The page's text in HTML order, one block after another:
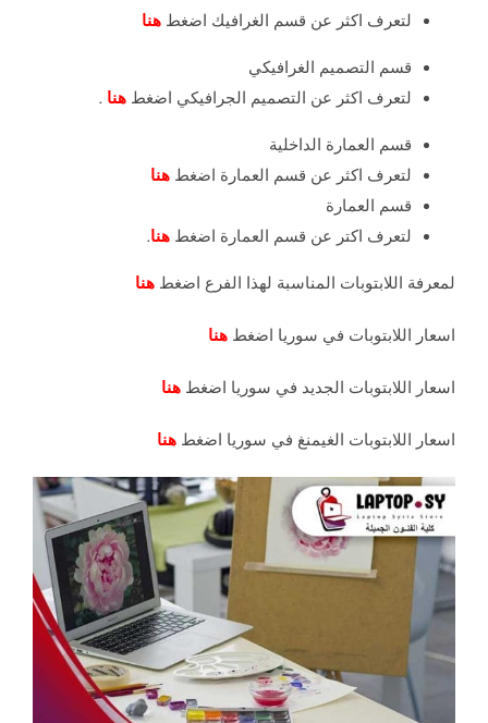
لتعرف اكثر عن قسم الغرافيك اضغط هنا
قسم التصميم الغرافيكي
لتعرف اكثر عن التصميم الجرافيكي اضغط هنا .
قسم العمارة الداخلية
لتعرف اكثر عن قسم العمارة اضغط هنا
قسم العمارة
لتعرف اكتر عن قسم العمارة اضغط هنا.
لمعرفة اللابتوبات المناسبة لهذا الفرع اضغط هنا
اسعار اللابتوبات في سوريا اضغط هنا
اسعار اللابتوبات الجديد في سوريا اضغط هنا
اسعار اللابتوبات الغيمنغ في سوريا اضغط هنا